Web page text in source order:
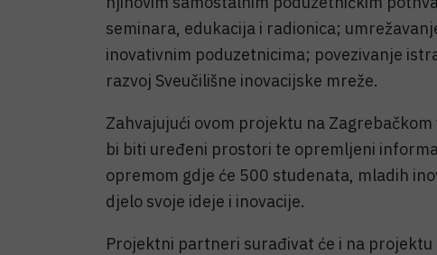
seminara, edukacija i radionica;
inovativnim poduzetnicima; povezivanje
razvoj Sveučilišne inovacijske mreže.
Zahvajujući ovom projektu na
bi biti uređeni prostori te opremljeni
opremom gdje će 500 studenata, mladih
djelo svoje ideje i inovacije.
Projektni partneri surađivat će i na projektu